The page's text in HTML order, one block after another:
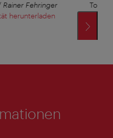
Fehringer
herunterladen